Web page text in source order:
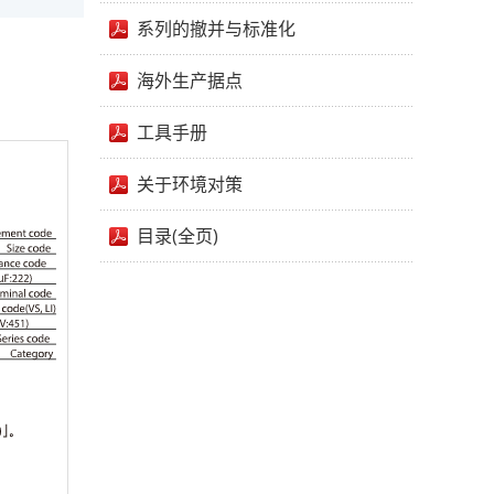
系列的撤并与标准化
海外生产据点
工具手册
关于环境对策
目录(全页)